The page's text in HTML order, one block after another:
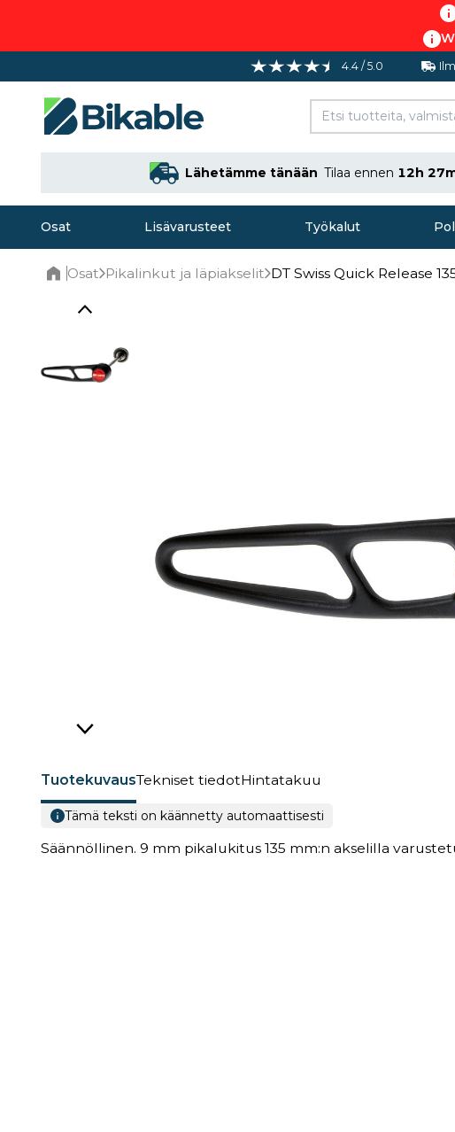
4.4 / 5.0
Lähetämme tänään Tilaa ennen 12h
Osat Lisävarusteet Työkalut
Osat Pikalinkut ja läpiakselit DT Swiss Quick Release
TuotekuvausTekniset tiedotHintatakuu
Tämä teksti on käännetty automaattisesti
Säännöllinen. 9 mm pikalukitus 135 mm:n akselilla